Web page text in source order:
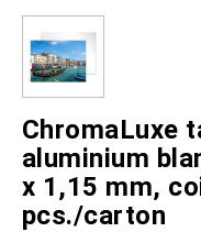
ChromaLuxe
aluminium
x 1,15 mm,
pcs./carton